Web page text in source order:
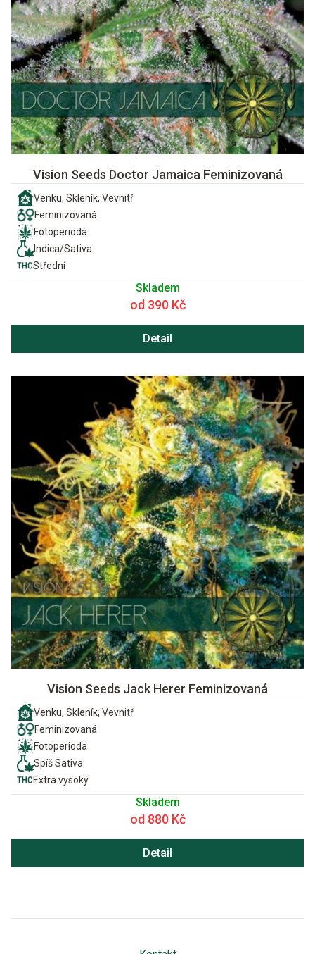
Vision Seeds Doctor Jamaica Feminizovaná
Venku, Skleník, Vevnitř
Feminizovaná
Fotoperioda
Indica/Sativa
Střední
Skladem
od 390 Kč
Detail
Vision Seeds Jack Herer Feminizovaná
Venku, Skleník, Vevnitř
Feminizovaná
Fotoperioda
Spíš Sativa
Extra vysoký
Skladem
od 880 Kč
Detail